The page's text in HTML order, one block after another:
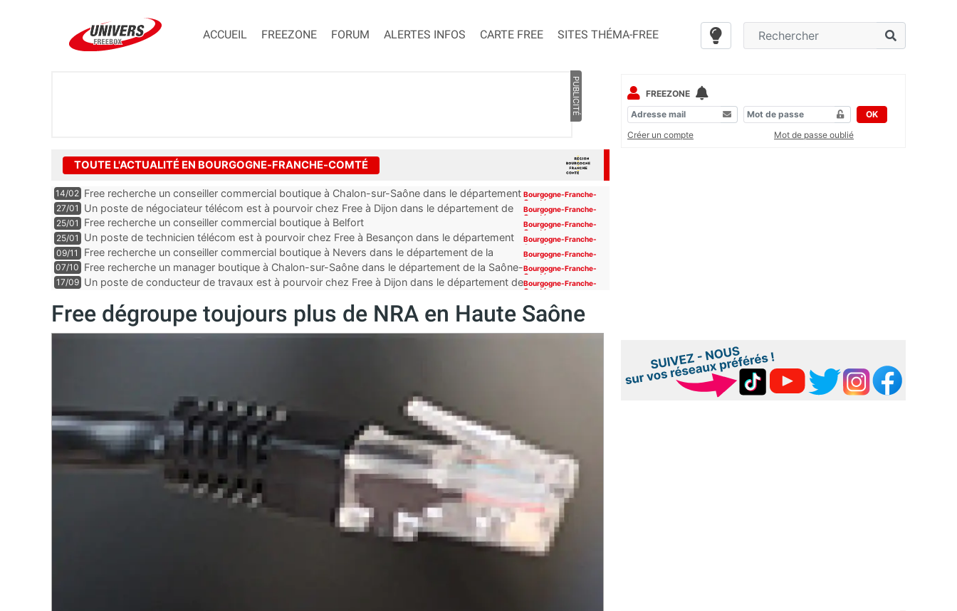
ACCUEIL FREEZONE FORUM ALERTES INFOS CARTE FREE SITES THÉMA-FREE
PUBLICITÉ
TOUTE L'ACTUALITÉ EN BOURGOGNE-FRANCHE-COMTÉ
14/02 Free recherche un conseiller commercial boutique à Chalon-sur-Saône dans le département
de la Saône-et-Loire
Bourgogne-Franche-
Comté
27/01
Un poste de négociateur télécom est à pourvoir chez Free à Dijon dans le département de
la Côte-d’Or
Bourgogne-Franche-
Comté
25/01 Free recherche un conseiller commercial boutique à Belfort
Bourgogne-Franche-
Comté
25/01
Un poste de technicien télécom est à pourvoir chez Free à Besançon dans le département
du Doubs
Bourgogne-Franche-
Comté
09/11
Free recherche un conseiller commercial boutique à Nevers dans le département de la
Nièvre
Bourgogne-Franche-
Comté
07/10 Free recherche un manager boutique à Chalon-sur-Saône dans le département de la Saône-
et-Loire
Bourgogne-Franche-
Comté
17/09 Un poste de conducteur de travaux est à pourvoir chez Free à Dijon dans le département deBourgogne-Franche-
Comté
Free dégroupe toujours plus de NRA en Haute Saône
FREEZONE
OK
Créer un compte
Mot de passe oublié